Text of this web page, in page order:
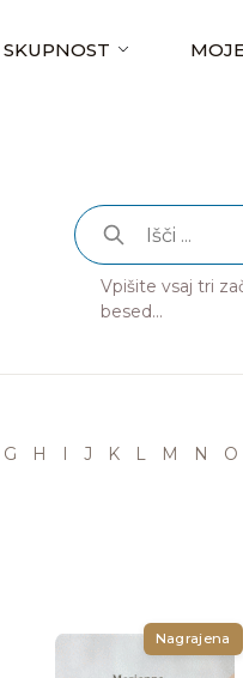
SKUPNOST
Vpišite vsaj tri
besed...
G H I J K L M N O
Nagrajena